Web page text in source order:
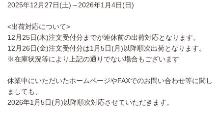
2025年12月27日(土)～2026年1月4日(日)
<出荷対応について>
12月25日(木)注文受付分までが連休前の出荷対応となります。
12月26日(金)注文受付分は1月5日(月)以降順次出荷となります。
※在庫状況等により上記の通りでない場合もございます
休業中にいただいたホームページやFAXでのお問い合わせ等に関し
ましても、
2026年1月5日(月)以降順次対応させていただきます。